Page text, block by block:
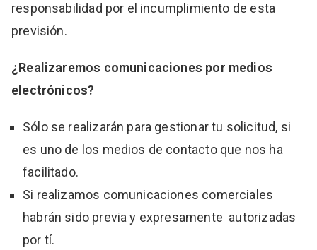
responsabilidad por el incumplimiento de esta
previsión.
¿Realizaremos comunicaciones por medios
electrónicos?
Sólo se realizarán para gestionar tu solicitud, si
es uno de los medios de contacto que nos ha
facilitado.
Si realizamos comunicaciones comerciales
habrán sido previa y expresamente autorizadas
por tí.